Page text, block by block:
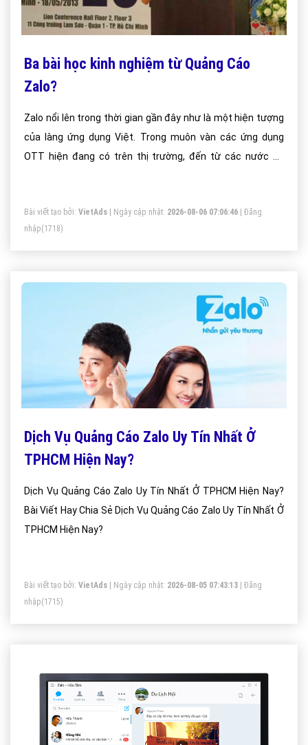
Ba bài học kinh nghiệm từ Quảng Cáo
Zalo?
Zalo nổi lên trong thời gian gần đây như là một hiện tượng
của làng ứng dụng Việt. Trong muôn vàn các ứng dụng
OTT hiện đang có trên thị trường, đến từ các nước có
công của Zalo trong cuộc chiến khốc liệt này?
Bài viết tạo bởi: VietAds | Ngày cập nhật: 2026-08-06 07:06:46
Đăng
nhập(1718)
Dịch Vụ Quảng Cáo Zalo Uy Tín Nhất Ở
TPHCM Hiện Nay?
Dịch Vụ Quảng Cáo Zalo Uy Tín Nhất Ở TPHCM Hiện Nay?
Bài Viết Hay Chia Sẻ Dịch Vụ Quảng Cáo Zalo Uy Tín Nhất Ở
TPHCM Hiện Nay?
Bài viết tạo bởi: VietAds | Ngày cập nhật: 2026-08-05 07:43:13
Đăng
nhập(1715)